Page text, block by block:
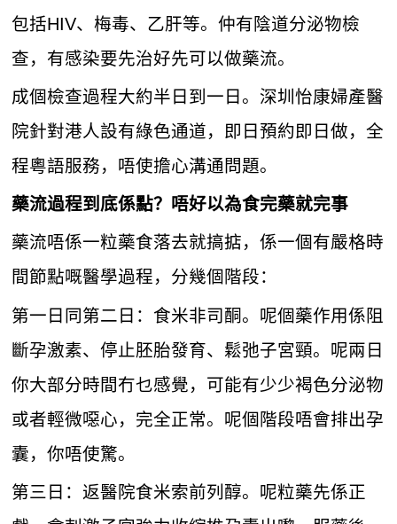
包括HIV、梅毒、乙肝等。仲有陰道分泌物檢
查，有感染要先治好先可以做藥流。
成個檢查過程大約半日到一日。深圳怡康婦產醫
院針對港人設有綠色通道，即日預約即日做，全
程粵語服務，唔使擔心溝通問題。
藥流過程到底係點？唔好以為食完藥就完事
藥流唔係一粒藥食落去就搞掂，係一個有嚴格時
間節點嘅醫學過程，分幾個階段：
第一日同第二日：食米非司酮。呢個藥作用係阻
斷孕激素、停止胚胎發育、鬆弛子宮頸。呢兩日
你大部分時間冇乜感覺，可能有少少褐色分泌物
或者輕微噁心，完全正常。呢個階段唔會排出孕
囊，你唔使驚。
第三日：返醫院食米索前列醇。呢粒藥先係正